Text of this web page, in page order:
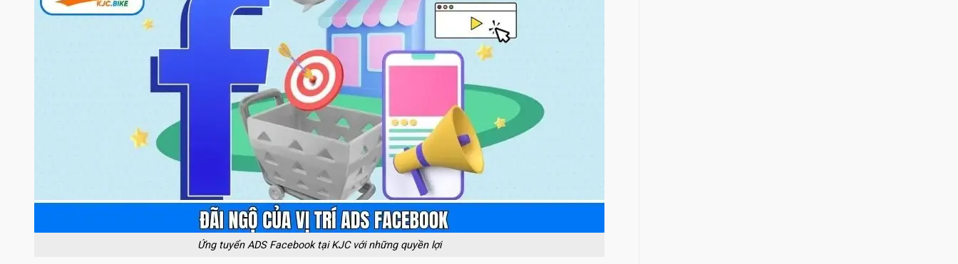
Ứng tuyển ADS Facebook tại KJC với những quyền lợi